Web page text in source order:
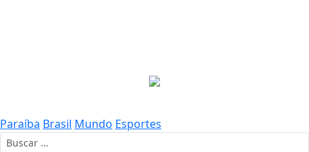
Paraíba Brasil Mundo Esportes
Buscar por: